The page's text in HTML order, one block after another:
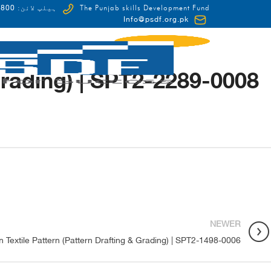
The Punjab skills Development Fund ہیلپ لائن:
Info@psdf.org.pk
FCDO | SPT2-2289-0008
NEWER
Textile Pattern (Pattern Drafting & Grading) | SPT2-1498-0006